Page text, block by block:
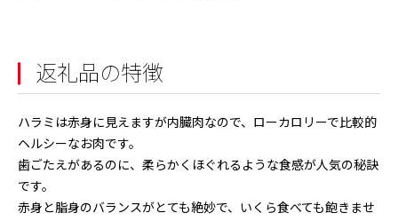
返礼品の特徴
ハラミは赤身に見えますが内臓肉なので、ローカロリーで比較的
ヘルシーなお肉です。
歯ごたえがあるのに、柔らかくほぐれるような食感が人気の秘訣
です。
赤身と脂身のバランスがとても絶妙で、いくら食べても飽きませ